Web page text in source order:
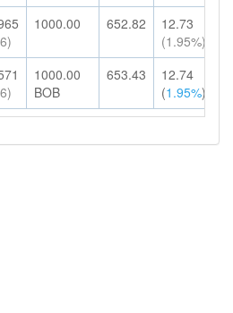
1000.00 652.82
12.73
(1.95%)
1000.00
BOB
653.43
12.74
(1.95%)